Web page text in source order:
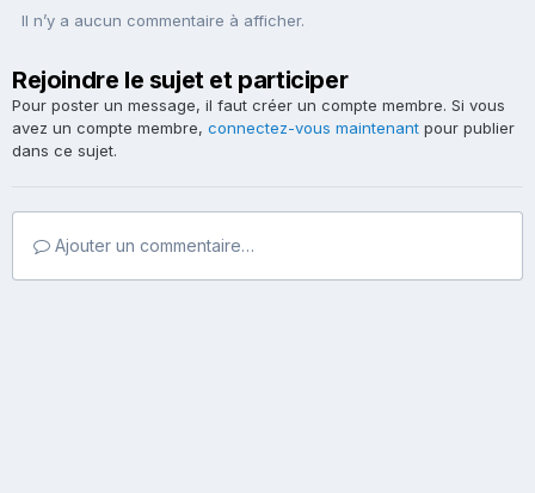
Il n’y a aucun commentaire à afficher.
Rejoindre le sujet et participer
Pour poster un message, il faut créer un compte membre. Si vous
avez un compte membre, connectez-vous maintenant pour publier
dans ce sujet.
Ajouter un commentaire…